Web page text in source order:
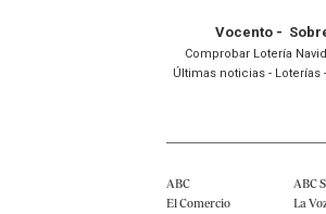
Vocento-
Comprobar Lotería
Últimas noticias- Loterías-
ABC
El Comercio
ABC
La